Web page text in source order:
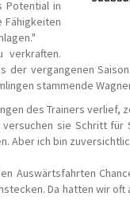
Potential in
Fähigkeiten
verkraften.
vergangenen
stammende
des Trainers
sie Schritt
Aber ich bin
Auswärtsfahrten
Da hatten wir